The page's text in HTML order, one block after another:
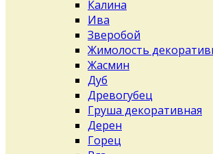
Калина
Ива
Зверобой
Жимолость
Жасмин
Дуб
Древогубец
Груша декоративная
Дерен
Горец